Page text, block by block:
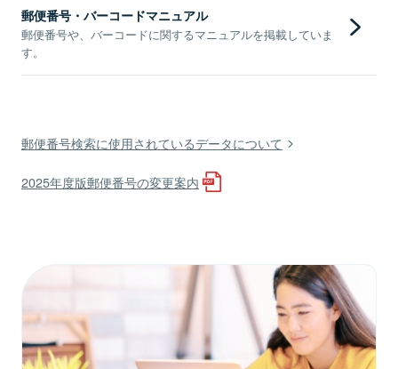
郵便番号・バーコードマニュアル
郵便番号や、バーコードに関するマニュアルを掲載していま
す。
郵便番号検索に使用されているデータについて
2025年度版郵便番号の変更案内